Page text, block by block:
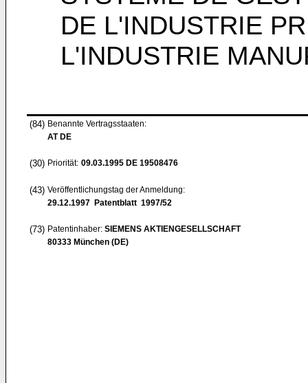
DE L'INDUSTRIE
L'INDUSTRIE
(84) Benannte Vertragsstaaten:
AT DE
(30) Priorität: 09.03.1995 DE 19508476
(43) Veröffentlichungstag der Anmeldung:
29.12.1997 Patentblatt 1997/52
(73) Patentinhaber: SIEMENS AKTIENGESELLSCHAFT
80333 München (DE)